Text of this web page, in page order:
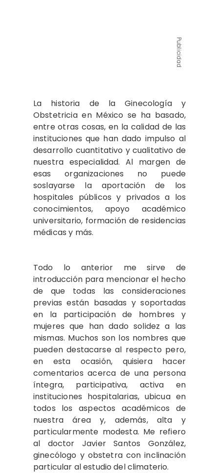
Publicidad
La historia de la Ginecología y
Obstetricia en México se ha basado,
entre otras cosas, en la calidad de las
instituciones que han dado impulso al
desarrollo cuantitativo y cualitativo de
nuestra especialidad. Al margen de
esas organizaciones no puede
soslayarse la aportación de los
hospitales públicos y privados a los
conocimientos, apoyo académico
universitario, formación de residencias
médicas y más.
Todo lo anterior me sirve de
introducción para mencionar el hecho
de que todas las consideraciones
previas están basadas y soportadas
en la participación de hombres y
mujeres que han dado solidez a las
mismas. Muchos son los nombres que
pueden destacarse al respecto pero,
en esta ocasión, quisiera hacer
comentarios acerca de una persona
íntegra, participativa, activa en
instituciones hospitalarias, ubicua en
todos los aspectos académicos de
nuestra área y, además, alta y
particularmente modesta. Me refiero
al doctor Javier Santos González,
ginecólogo y obstetra con inclinación
particular al estudio del climaterio.